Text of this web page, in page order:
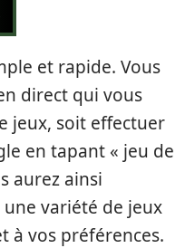
et rapide. Vous
direct qui vous
jeux, soit effectuer
en tapant « jeu de
aurez ainsi
une variété de jeux
à vos préférences.